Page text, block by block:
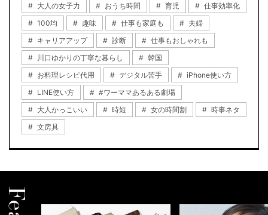
大人の女子力
おうち時間 育児
仕事効率化
100均
趣味 仕事も家庭も
夫婦
キャリアアップ
診断
仕事もおしゃれも
川口ゆかりの丁寧な暮らし
韓国
お料理レシピ代用
デジタル苦手
iPhone使い方
LINE使い方
#ワーママあるある劇場
大人かっこいい
時短 女の時間割
時事ネタ
文房具